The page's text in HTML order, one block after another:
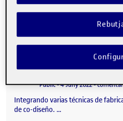
Integrando varias técnicas de
de co-diseño. …
Visibilitat:
Públic-Data de publicació
4 Juny 2022-
Integrando varias técnicas de
de co-diseño. …